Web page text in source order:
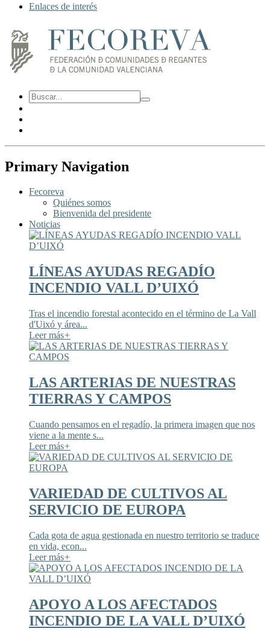
Enlaces de interés
Primary Navigation
Fecoreva
Quiénes somos
Bienvenida del presidente
Noticias
LÍNEAS AYUDAS REGADÍO
INCENDIO VALL D’UIXÓ
Tras el incendio forestal acontecido en el término de La Vall
d'Uixó y área...
Leer más+
LAS ARTERIAS DE NUESTRAS
TIERRAS Y CAMPOS
Cuando pensamos en el regadío, la primera imagen que nos
viene a la mente s...
Leer más+
VARIEDAD DE CULTIVOS AL
SERVICIO DE EUROPA
Cada gota de agua gestionada en nuestro territorio se traduce
en vida, econ...
Leer más+
APOYO A LOS AFECTADOS
INCENDIO DE LA VALL D’UIXÓ